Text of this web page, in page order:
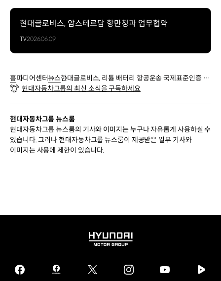
현대글로비스, 암스테르담 항만청과 업무협약
TV2026.06.09
홈미디어센터뉴스현대글로비스, 리튬 배터리 항공운송 국제표준인증 취
득
현대자동차그룹의 최신 소식을 구독하세요
현대자동차그룹 뉴스룸
현대자동차그룹 뉴스룸의 기사와 이미지는 누구나 자유롭게 사용하실 수
있습니다. 그러나 현대자동차그룹 뉴스룸이 제공받은 일부 기사와
이미지는 사용에 제한이 있습니다.
HYUNDAI
GROUP
facebook
hmg twitter instagram